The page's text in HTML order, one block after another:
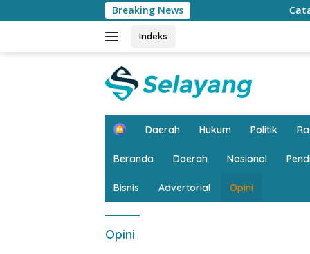
ke
Breaking News Catat…. CFD di
Indeks
H
e
Daerah Hukum Politik
Beranda Daerah Nasional
Bisnis Advertorial Opini
Opini